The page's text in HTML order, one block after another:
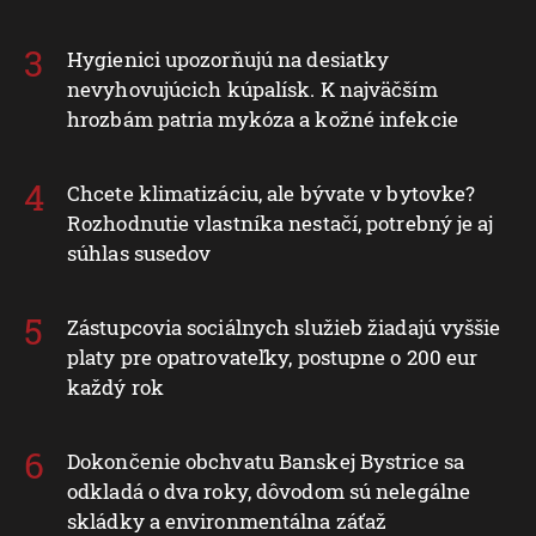
Hygienici upozorňujú na desiatky
nevyhovujúcich kúpalísk. K najväčším
hrozbám patria mykóza a kožné infekcie
Chcete klimatizáciu, ale bývate v bytovke?
Rozhodnutie vlastníka nestačí, potrebný je aj
súhlas susedov
Zástupcovia sociálnych služieb žiadajú vyššie
platy pre opatrovateľky, postupne o 200 eur
každý rok
Dokončenie obchvatu Banskej Bystrice sa
odkladá o dva roky, dôvodom sú nelegálne
skládky a environmentálna záťaž